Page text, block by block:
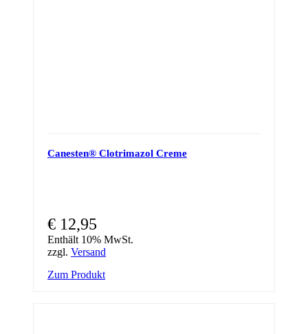
Canesten® Clotrimazol Creme
€ 12,95
Enthält 10% MwSt.
zzgl. Versand
Zum Produkt